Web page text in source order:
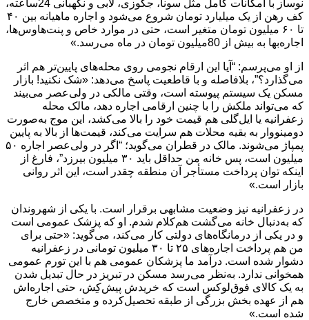
نوساز با امکانات کامل مثل سونا، جکوزی، لابی و نگهبانی 24ساعته،
کف رهن از یک میلیارد تومان شروع می‌شود و اجاره ماهیانه بین ۴۰
تا ۶۰ میلیون تومان متغیر است، حتی در موارد خاص و پنت‌هاوس‌ها،
اجاره‌بها به بیش از 80میلیون تومان در ماه می‌رسد.»
از او می‌پرسم: “آیا این ارقام نجومی روی محله‌های پایین‌تر هم اثر
می‌گذارد؟”، بلافاصله و با قاطعیت پاسخ می‌دهد: «شک نکنید! بازار
مسکن یک سیستم پیوسته است، وقتی مالکی در ولی‌عصر می‌بیند
که می‌تواند ملکش را با چنین ارقامی اجاره دهد، مالک محله
زعفرانیه یا ایل‌گلی هم قیمت خود را بالا می‌کشد، این موج به‌صورت
دومینووار به بقیه محلات هم سرایت می‌کند، قیمت‌ها از بالا به پایین
پمپاژ می‌شوند. مالک در قطران می‌گوید؛ “اگر در ولی‌عصر اجاره ۵۰
میلیون است، پس خانه من حداقل باید ۳۰ میلیون بیرزد”، فارغ از
اینکه توان پرداخت مستأجر آن منطقه چقدر است، این اثر روانی
بازار است.»
در زعفرانیه نیز وضعیت مشابهی برقرار است. با یکی از شهروندان
که به‌دنبال خانه می‌گشت هم‌کلام شدم. او که پزشک عمومی است
و در یکی از درمانگاه‌های دولتی کار می‌کند، می‌گوید: «حتی برای
من هم پرداخت اجاره‌های ۲۵ تا ۳۰ میلیون تومانی در زعفرانیه
دشوار شده است. درآمد ما پزشکان عمومی هم با این تورم عمومی
همخوانی ندارد. به‌نظر می‌رسد مسکن در تبریز در حال تبدیل شدن
به یک کالای فوق‌لوکس است که خریدش پیش‌کِش، حتی اجاره‌اش
هم از عهده بخش بزرگی از طبقه تحصیل‌کرده و متخصص خارج
شده است.»